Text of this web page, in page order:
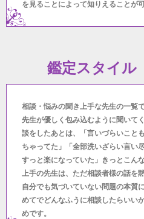
を見ることによって知りえることが
鑑定スタイル
相談・悩みの聞き上手な先生の一覧
先生が優しく包み込むように聞いて
談をしたあとは、「言いづらいこと
ちゃってた」「全部洗いざらい言い
すっと楽になっていた」きっとこん
上手の先生は、ただ相談者様の話を
自分でも気づいていない問題の本質
めてでどんなふうに相談したらいい
めです。